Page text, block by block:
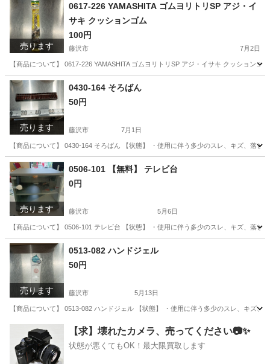
売ります
0617-226 YAMASHITA ゴムヨリトリSP アジ・イ
サキ クッションゴム
100円
藤沢市 7月2日
【商品について】 0617-226 YAMASHITA ゴムヨリトリSP アジ・イサキ クッション
神奈川 藤沢市 イサキ
売ります
0430-164 そろばん
50円
藤沢市 7月1日
【商品について】 0430-164 そろばん 【状態】 ・使用に伴う多少のスレ、キズ、落
神奈川 藤沢市
売ります
0506-101 【無料】 テレビ台
0円
藤沢市 5月6日
【商品について】 0506-101 テレビ台 【状態】 ・使用に伴う多少のスレ、キズ、落
神奈川 藤沢市 リユース
売ります
0513-082 ハンドジェル
50円
藤沢市 5月13日
【商品について】 0513-082 ハンドジェル 【状態】 ・使用に伴う多少のスレ、キズ
その他 リユース
【求】壊れたカメラ、売ってください📷✨
状態が悪くてもOK！最大限買取します